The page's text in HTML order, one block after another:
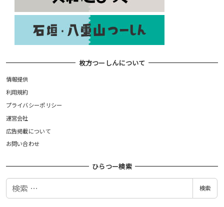
枚方つーしんについて
情報提供
利用規約
プライバシーポリシー
運営会社
広告掲載について
お問い合わせ
ひらつー検索
検
検索